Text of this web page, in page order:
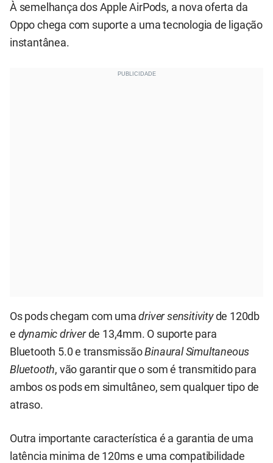
À semelhança dos Apple AirPods, a nova oferta da
Oppo chega com suporte a uma tecnologia de ligação
instantânea.
Os pods chegam com umadriver sensitivityde 120db
e dynamic driverde 13,4mm. O suporte para
Bluetooth 5.0 e transmissãoBinaural Simultaneous
Bluetooth, vão garantir que o som é transmitido para
ambos os pods em simultâneo, sem qualquer tipo de
atraso.
Outra importante característica é a garantia de uma
latência minima de 120ms e uma compatibilidade